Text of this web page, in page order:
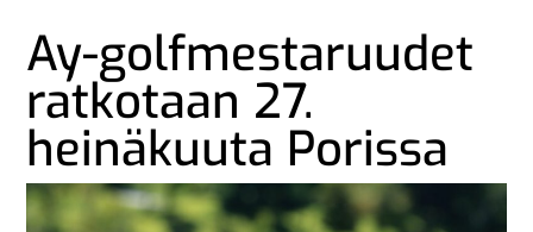
Ay-golfmestaruudet
ratkotaan 27.
heinäkuuta Porissa